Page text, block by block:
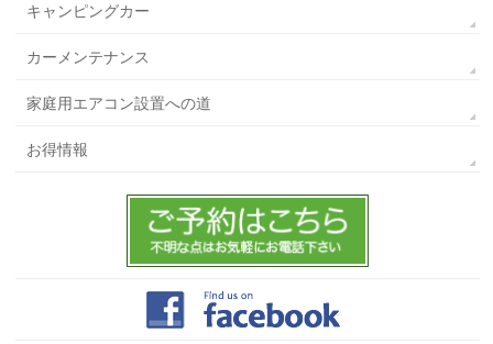
キャンピングカー
カーメンテナンス
家庭用エアコン設置への道
お得情報